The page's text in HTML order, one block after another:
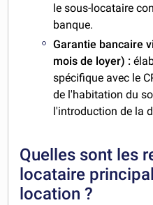
le sous-locataire
banque.
Garantie bancaire
mois de loyer) :
spécifique avec le
de l'habitation du
l'introduction de la
Quelles sont les
locataire
location ?